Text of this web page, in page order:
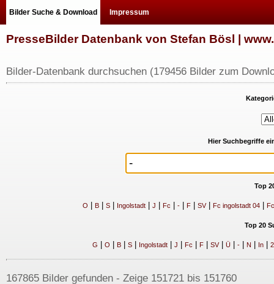
Bilder Suche & Download Impressum
PresseBilder Datenbank von Stefan Bösl |
Bilder-Datenbank durchsuchen (179456 Bilder zum
Hier Suchbegriffe
Top
O B| S| Ingolstadt| J Fc -| F| SV| Fc ingolstadt 04|
Top 20
G O B| S| Ingolstadt| J Fc F| SV| Ü| -| N In| 2
167865 Bilder gefunden - Zeige 151721 bis 151760